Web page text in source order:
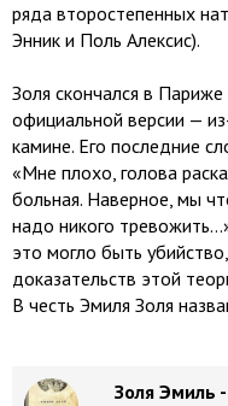
ряда второстепенных
Энник и Поль Алексис).
Золя скончался в
официальной версии —
камине. Его последние
«Мне плохо, голова
больная. Наверное, мы
надо никого
это могло быть
доказательств этой
В честь Эмиля Золя
Золя Эмиль